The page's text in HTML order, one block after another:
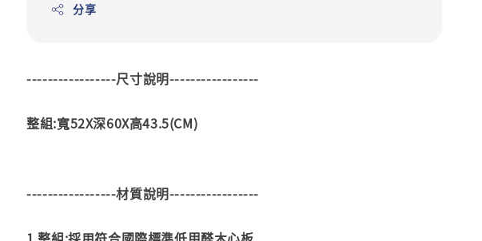
分享
-----------------尺寸說明-----------------
整組:寬52X深60X高43.5(CM)
-----------------材質說明-----------------